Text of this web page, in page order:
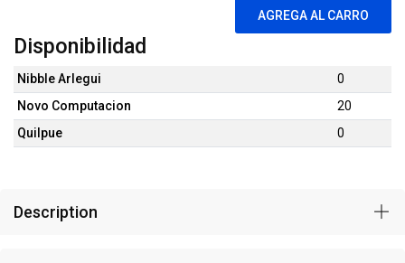
AGREGA AL CARRO
Disponibilidad
Nibble Arlegui
0
Novo Computacion
20
Quilpue
0
Description